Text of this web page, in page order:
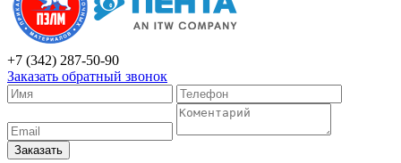
+7 (342) 287-50-90
Заказать обратный звонок
Заказать